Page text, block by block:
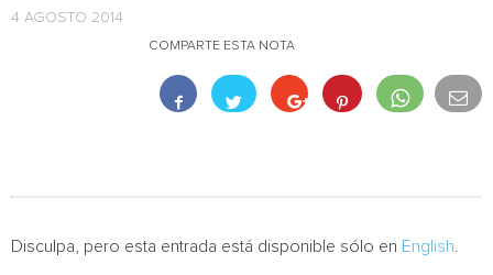
4 AGOSTO 2014
COMPARTE ESTA NOTA
Disculpa, pero esta entrada está disponible sólo en English